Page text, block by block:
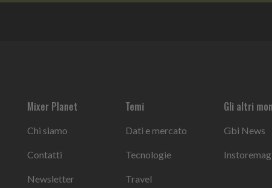
Mixer Planet
Chi siamo
Contatti
Newsletter
Temi
Dati e mercato
Tecnologie
Travel
Gli altri
Gbi News
Instoremag